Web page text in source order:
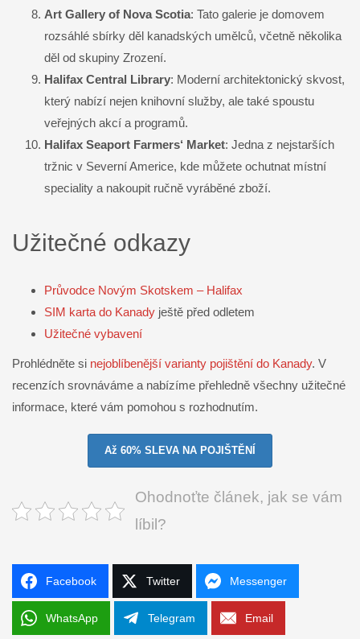
Art Gallery of Nova Scotia: Tato galerie je domovem
rozsáhlé sbírky děl kanadských umělců, včetně několika
děl od skupiny Zrození.
Halifax Central Library: Moderní architektonický skvost,
který nabízí nejen knihovní služby, ale také spoustu
veřejných akcí a programů.
Halifax Seaport Farmers‘ Market: Jedna z nejstarších
tržnic v Severní Americe, kde můžete ochutnat místní
speciality a nakoupit ručně vyráběné zboží.
Užitečné odkazy
Průvodce Novým Skotskem – Halifax
SIM karta do Kanady ještě před odletem
Užitečné vybavení
Prohlédněte si nejoblíbenější varianty pojištění do Kanady. V
recenzích srovnáváme a nabízíme přehledně všechny užitečné
informace, které vám pomohou s rozhodnutím.
Až 60% SLEVA NA POJIŠTĚNÍ
Ohodnoťte článek, jak se vám
líbil?
Facebook Twitter Messenger
WhatsApp Telegram Email